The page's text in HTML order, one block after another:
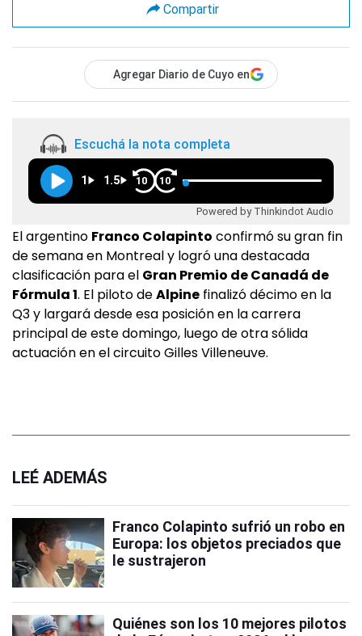
Compartir
Agregar Diario de Cuyo en
Escuchá la nota completa
1 1.5 10 10
Powered by Thinkindot Audio
El argentino Franco Colapinto confirmó su gran fin
de semana en Montreal y logró una destacada
clasificación para el Gran Premio de Canadá de
Fórmula 1. El piloto deAlpine finalizó décimo en la
Q3 y largará desde esa posición en la carrera
principal de este domingo, luego de otra sólida
actuación en el circuito Gilles Villeneuve.
LEÉ ADEMÁS
Franco Colapinto sufrió un robo en
Europa: los objetos preciados que
le sustrajeron
Quiénes son los 10 mejores pilotos